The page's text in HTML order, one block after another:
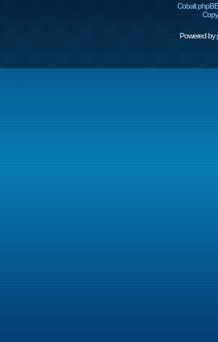
Cobalt
Powered by